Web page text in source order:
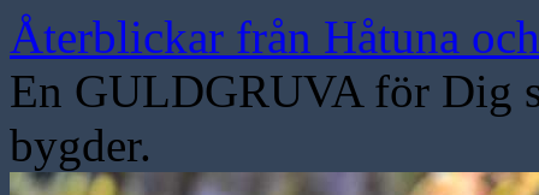
Hoppa
till
innehåll
Återblickar från Håtuna
En GULDGRUVA för Dig
bygder.